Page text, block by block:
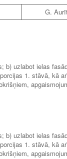
G.
b) uzlabot ielas
1. stāvā, kā
b) uzlabot ielas
1. stāvā, kā